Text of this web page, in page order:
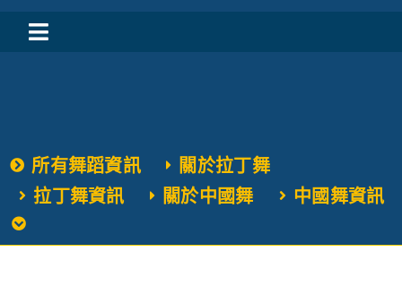
Toggle
學與教
校風及學生支援
所有舞蹈資訊
關於拉丁舞
拉丁舞資訊
關於中國舞 中國舞資訊